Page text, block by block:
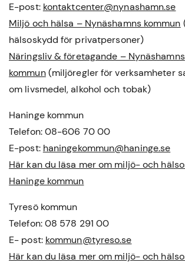
E-post: kontaktcenter@nynashamn.se
Miljö och hälsa – Nynäshamns kommun
hälsoskydd för privatpersoner)
Näringsliv & företagande – Nynäshamns
kommun(miljöregler för verksamheter
om livsmedel, alkohol och tobak)
Haninge kommun
Telefon: 08-606 70 00
E-post: haningekommun@haninge.se
Här kan du läsa mer om miljö- och
Haninge kommun
Tyresö kommun
Telefon: 08 578 291 00
E- post: kommun@tyreso.se
Här kan du läsa mer om miljö- och